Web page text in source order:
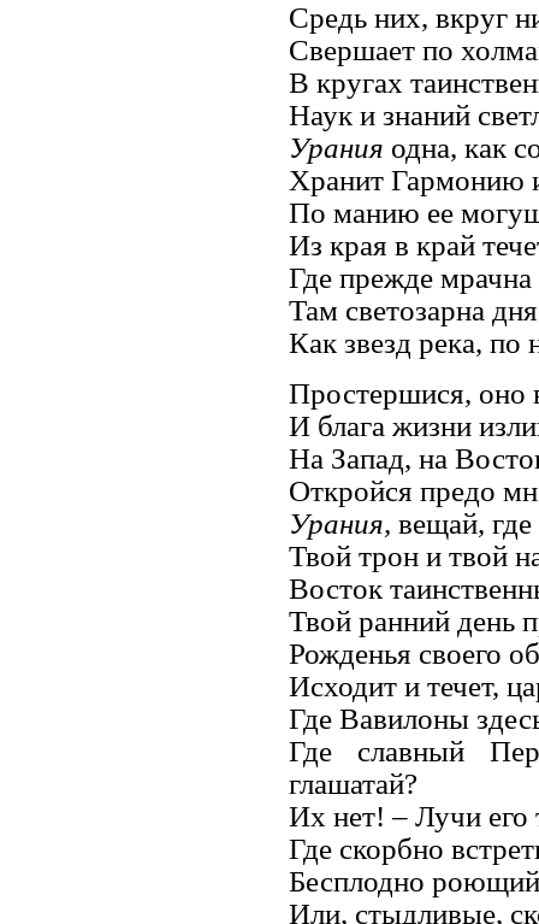
Средь них, вкруг
Свершает по
В кругах
Наук и знаний
Урания одна, как
Хранит Гармонию
По манию ее
Из края в край
Где прежде
Там светозарна
Как звезд река, по
Простершися, оно
И блага жизни
На Запад, на
Откройся предо
Урания, вещай,
Твой трон и твой
Восток
Твой ранний день
Рожденья своего
Исходит и течет,
Где Вавилоны
Где славный
глашатай?
Их нет! – Лучи его
Где скорбно
Бесплодно
Или, стыдливые,